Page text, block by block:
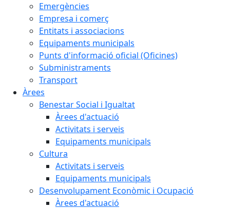
Emergències
Empresa i comerç
Entitats i associacions
Equipaments municipals
Punts d'informació oficial (Oficines)
Subministraments
Transport
Àrees
Benestar Social i Igualtat
Àrees d'actuació
Activitats i serveis
Equipaments municipals
Cultura
Activitats i serveis
Equipaments municipals
Desenvolupament Econòmic i Ocupació
Àrees d'actuació